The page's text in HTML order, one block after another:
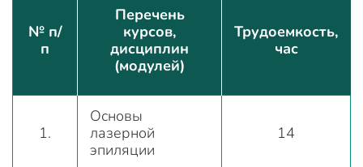
№ п/
п
Перечень
курсов,
дисциплин
(модулей)
Трудоемкость,
час
1.
Основы
лазерной
эпиляции
14